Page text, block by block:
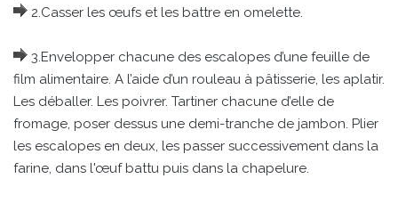
2.Casser les œufs et les battre en omelette.
3.Envelopper chacune des escalopes d’une feuille de
film alimentaire. A l’aide d’un rouleau à pâtisserie, les aplatir.
Les déballer. Les poivrer. Tartiner chacune d’elle de
fromage, poser dessus une demi-tranche de jambon. Plier
les escalopes en deux, les passer successivement dans la
farine, dans l'œuf battu puis dans la chapelure.